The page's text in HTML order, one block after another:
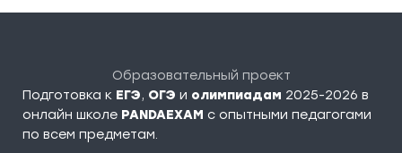
Образовательный проект
Подготовка к ЕГЭ, ОГЭ и олимпиадам 2025-2026 в
онлайн школе PANDAEXAM c опытными педагогами
по всем предметам.